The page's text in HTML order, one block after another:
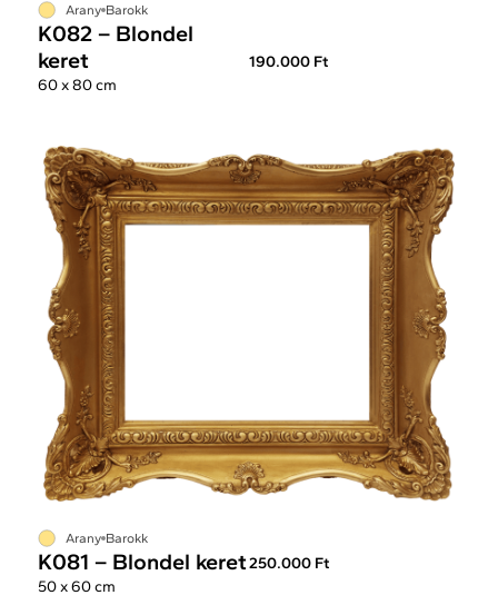
Arany Barokk
K082 – Blondel
keret
190.000 Ft
60 x 80 cm
Arany Barokk
K081 – Blondel keret250.000 Ft
50 x 60 cm